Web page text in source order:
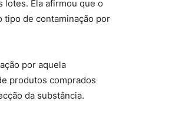
lotes. Ela afirmou que o
tipo de contaminação por
por aquela
produtos comprados
da substância.